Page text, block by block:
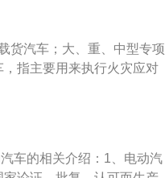
车驾驶证。3、机动车驾
继续使用机动车驾驶证被
请补发。
货汽车；大、重、中型专项
指主要用来执行火灾应对
类多样，功能复杂，以下
为单桥消防车、双桥消防
防车、泡沫消防车、干粉
车、宣传消防车等。4、
车的相关介绍：1、电动汽